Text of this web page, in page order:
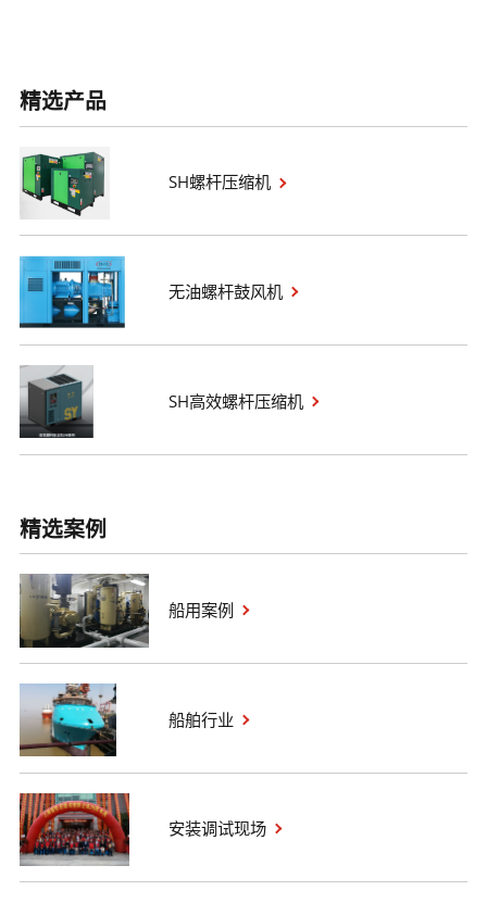
精选产品
SH螺杆压缩机
无油螺杆鼓风机
SH高效螺杆压缩机
精选案例
船用案例
船舶行业
安装调试现场